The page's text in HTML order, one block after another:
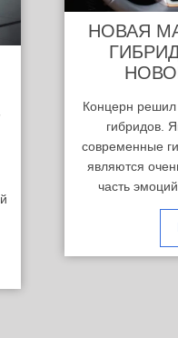
НОВАЯ
Концерн решил
гибридов.
современные
являются
часть